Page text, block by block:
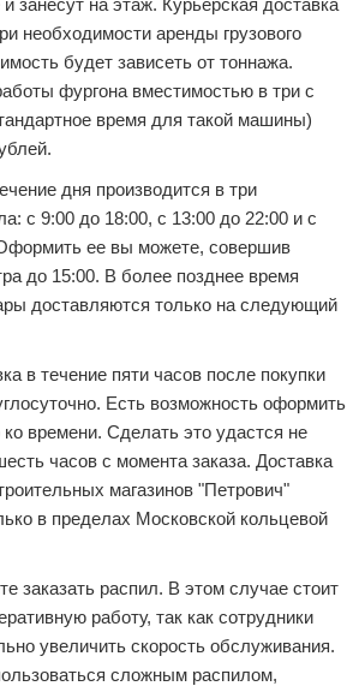
занесут на этаж. Курьерская доставка
необходимости аренды грузового
будет зависеть от тоннажа.
фургона вместимостью в три с
время для такой машины)
дня производится в три
с 9:00 до 18:00, с 13:00 до 22:00 и с
ее вы можете, совершив
до 15:00. В более позднее время
доставляются только на следующий
в течение пяти часов после покупки
Есть возможность оформить
ко времени. Сделать это удастся не
часов с момента заказа. Доставка
магазинов "Петрович"
в пределах Московской кольцевой
заказать распил. В этом случае стоит
работу, так как сотрудники
увеличить скорость обслуживания.
сложным распилом,